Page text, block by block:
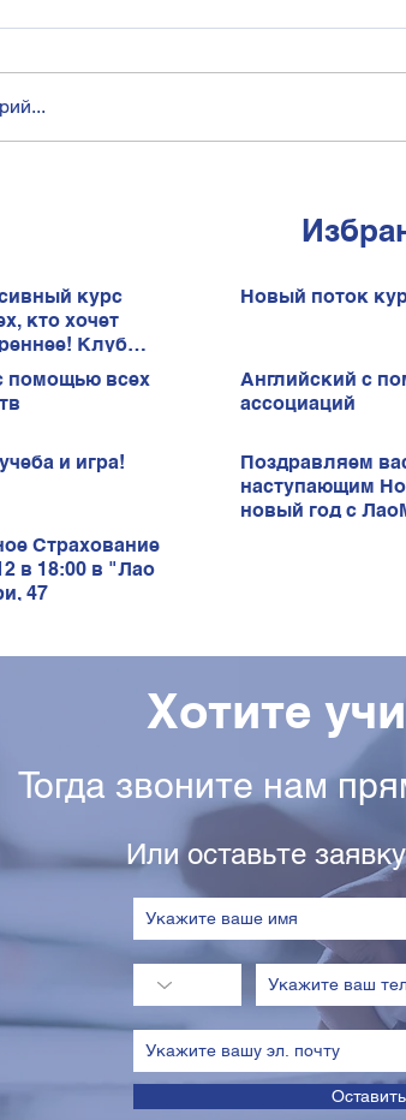
курс
кто хочет
Клуб
Новый поток
помощью всех
Английский с
ассоциаций
и игра!
Поздравляем
наступающим
новый год с
Страхование
в 18:00 в "Лао
47
Хотите
Тогда звоните нам
Или оставьте